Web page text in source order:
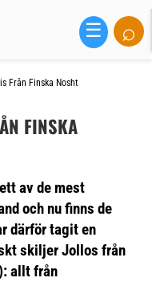
☰ ⌕
Från Finska Nosht
FINSKA
av de mest
och nu finns de
därför tagit en
skiljer Jollos från
allt från